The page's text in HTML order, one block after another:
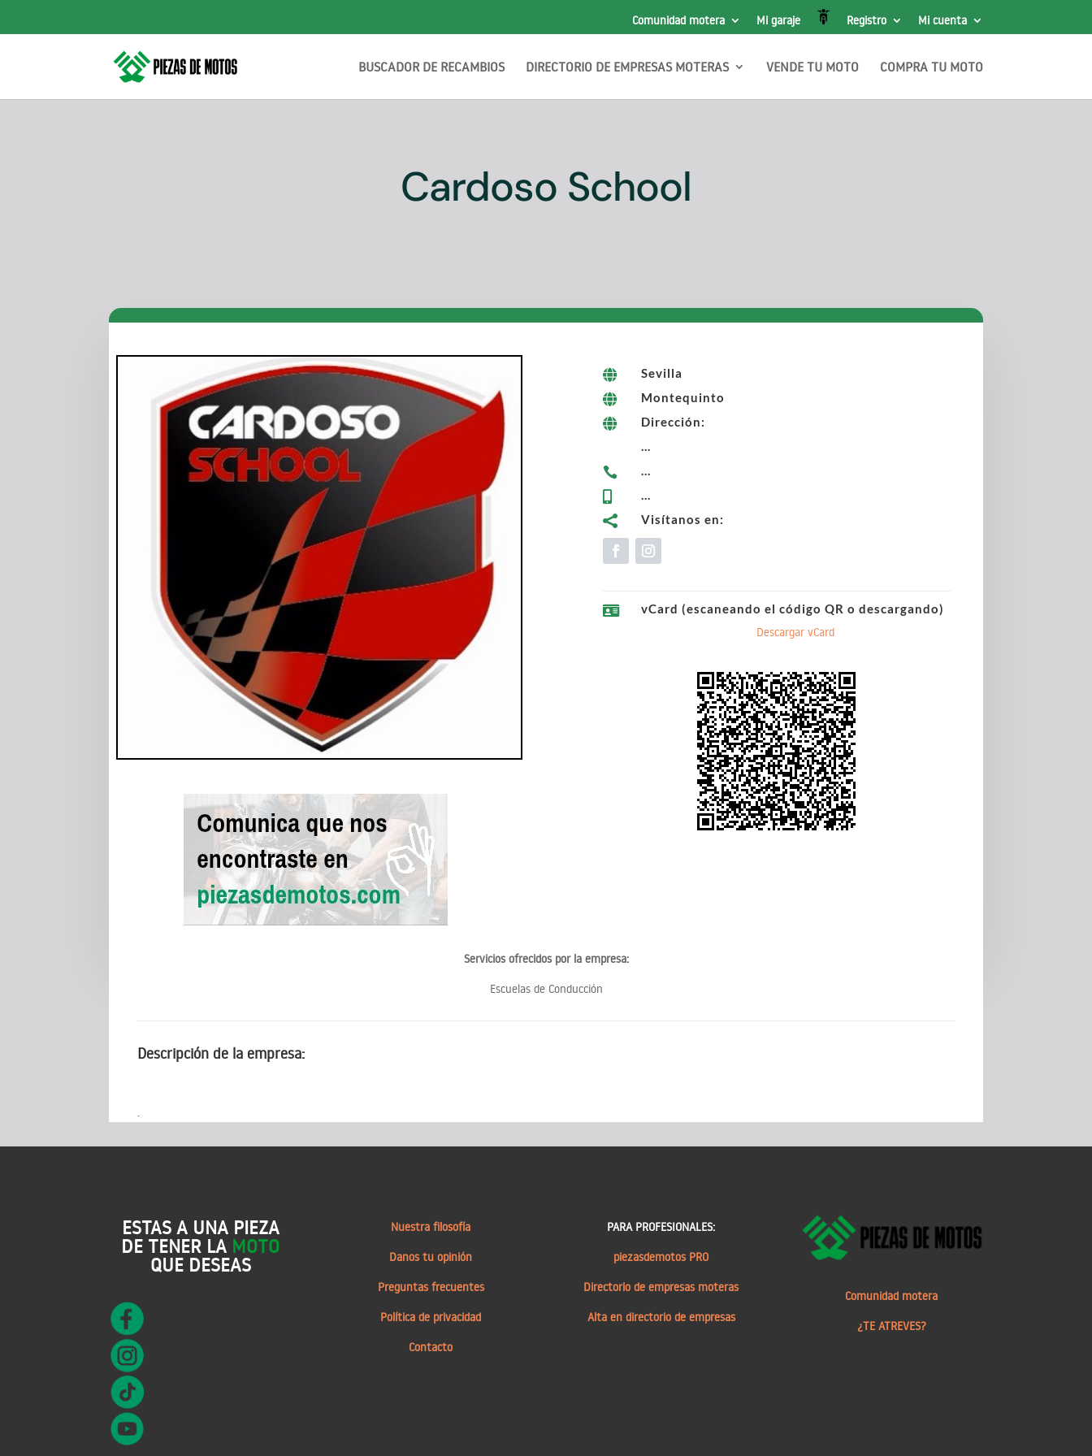
Comunidad motera Mi garaje Registro Mi cuenta
BUSCADOR DE RECAMBIOS DIRECTORIO DE EMPRESAS MOTERAS VENDE TU MOTO COMPRA TU MOTO
Cardoso School

Sevilla

Montequinto

Dirección:
...

...

...

Visítanos en:

vCard (escaneando el código QR o descargando)
Descargar vCard
Servicios ofrecidos por la empresa:
Escuelas de Conducción
Descripción de la empresa:
.
ESTAS A UNA PIEZA
DE TENER LA MOTO
QUE DESEAS
Nuestra filosofía
Danos tu opinión
Preguntas frecuentes
Política de privacidad
Contacto
PARA PROFESIONALES:
piezasdemotos PRO
Directorio de empresas moteras
Alta en directorio de empresas
Comunidad motera
¿TE ATREVES?